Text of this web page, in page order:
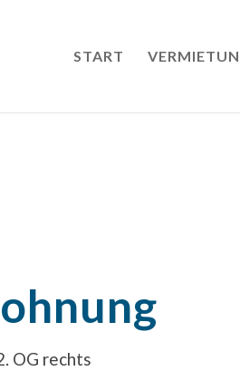
START
OG rechts